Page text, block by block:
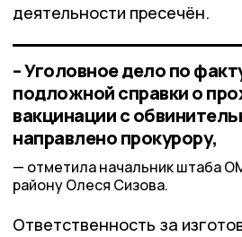
деятельности пресечён.
– Уголовное дело по
подложной справки о
вакцинации с
направлено прокурору,
отметила начальник штаба
району Олеся Сизова.
Ответственность за